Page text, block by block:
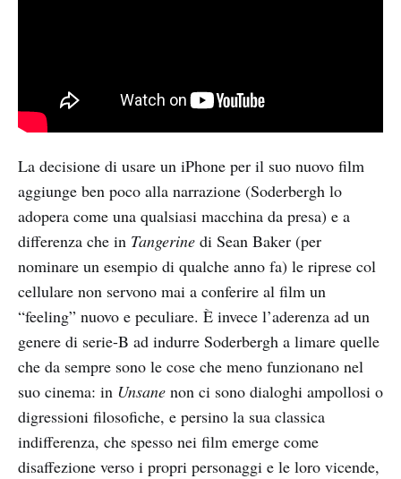
La decisione di usare un iPhone per il suo nuovo film
aggiunge ben poco alla narrazione (Soderbergh lo
adopera come una qualsiasi macchina da presa) e a
differenza che in Tangerine di Sean Baker (per
nominare un esempio di qualche anno fa) le riprese col
cellulare non servono mai a conferire al film un
“feeling” nuovo e peculiare. È invece l’aderenza ad un
genere di serie-B ad indurre Soderbergh a limare quelle
che da sempre sono le cose che meno funzionano nel
suo cinema: in Unsane non ci sono dialoghi ampollosi o
digressioni filosofiche, e persino la sua classica
indifferenza, che spesso nei film emerge come
disaffezione verso i propri personaggi e le loro vicende,